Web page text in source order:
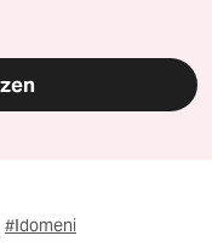
#Idomeni